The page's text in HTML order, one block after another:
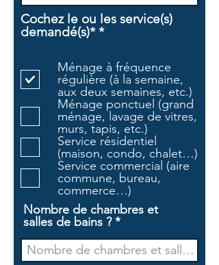
Cochez le ou les service(s)
demandé(s)* *O
g
a
t
o
i
r
e
Ménage à fréquence
régulière (à la semaine,
aux deux semaines, etc.)
Ménage ponctuel (grand
ménage, lavage de vitres,
murs, tapis, etc.)
Service résidentiel
(maison, condo, chalet…)
Service commercial (aire
commune, bureau,
commerce…)
Nombre de chambres et
salles de bains ?